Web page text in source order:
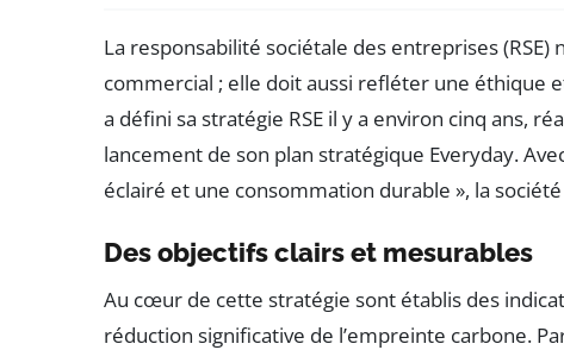
La responsabilité sociétale des entreprises
commercial ; elle doit aussi refléter une éthique
a défini sa stratégie RSE il y a environ cinq ans,
lancement de son plan stratégique Everyday.
éclairé et une consommation durable », la
Des objectifs clairs et mesurables
Au cœur de cette stratégie sont établis des
réduction significative de l’empreinte carbone.